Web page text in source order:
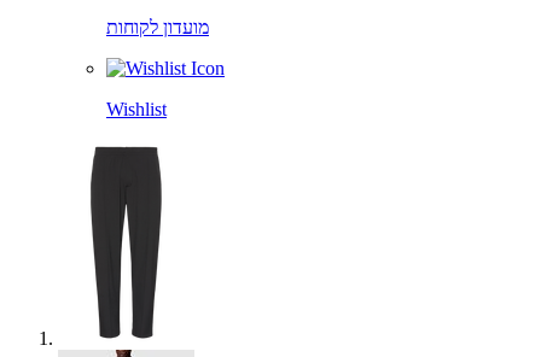
מועדון לקוחות
Wishlist